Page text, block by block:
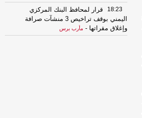
18:23
قرار لمحافظ البنك المركزي
اليمني بوقف تراخيص 3 منشآت صرافة
وإغلاق مقراتها - مأرب برس